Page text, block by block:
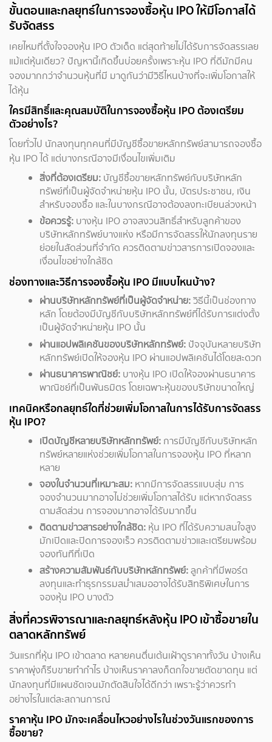
ขั้นตอนและกลยุทธ์ในการจองซื้อหุ้น IPO ให้มีโอกาสได้
รับจัดสรร
เคยไหมที่ตั้งใจจองหุ้น IPO ตัวเด็ด แต่สุดท้ายไม่ได้รับการจัดสรรเลย
แม้แต่หุ้นเดียว? ปัญหานี้เกิดขึ้นบ่อยครั้งเพราะหุ้น IPO ที่ดีมักมีคน
จองมากกว่าจำนวนหุ้นที่มี มาดูกันว่ามีวิธีไหนบ้างที่จะเพิ่มโอกาสให้
ได้หุ้น
ใครมีสิทธิ์และคุณสมบัติในการจองซื้อหุ้น IPO ต้องเตรียม
ตัวอย่างไร?
โดยทั่วไป นักลงทุนทุกคนที่มีบัญชีซื้อขายหลักทรัพย์สามารถจองซื้อ
หุ้น IPO ได้ แต่บางกรณีอาจมีเงื่อนไขเพิ่มเติม
สิ่งที่ต้องเตรียม: บัญชีซื้อขายหลักทรัพย์กับบริษัทหลัก
ทรัพย์ที่เป็นผู้จัดจำหน่ายหุ้น IPO นั้น, บัตรประชาชน, เงิน
สำหรับจองซื้อ และในบางกรณีอาจต้องลงทะเบียนล่วงหน้า
ข้อควรรู้: บางหุ้น IPO อาจสงวนสิทธิ์สำหรับลูกค้าของ
บริษัทหลักทรัพย์บางแห่ง หรือมีการจัดสรรให้นักลงทุนราย
ย่อยในสัดส่วนที่จำกัด ควรติดตามข่าวสารการเปิดจองและ
เงื่อนไขอย่างใกล้ชิด
ช่องทางและวิธีการจองซื้อหุ้น IPO มีแบบไหนบ้าง?
ผ่านบริษัทหลักทรัพย์ที่เป็นผู้จัดจำหน่าย:วิธีนี้เป็นช่องทาง
หลัก โดยต้องมีบัญชีกับบริษัทหลักทรัพย์ที่ได้รับการแต่งตั้ง
เป็นผู้จัดจำหน่ายหุ้น IPO นั้น
ผ่านแอปพลิเคชันของบริษัทหลักทรัพย์: ปัจจุบันหลายบริษัท
หลักทรัพย์เปิดให้จองหุ้น IPO ผ่านแอปพลิเคชันได้โดยสะดวก
ผ่านธนาคารพาณิชย์: บางหุ้น IPO เปิดให้จองผ่านธนาคาร
พาณิชย์ที่เป็นพันธมิตร โดยเฉพาะหุ้นของบริษัทขนาดใหญ่
เทคนิคหรือกลยุทธ์ใดที่ช่วยเพิ่มโอกาสในการได้รับการจัดสรร
หุ้น IPO?
เปิดบัญชีหลายบริษัทหลักทรัพย์: การมีบัญชีกับบริษัทหลัก
ทรัพย์หลายแห่งช่วยเพิ่มโอกาสในการจองหุ้น IPO ที่หลาก
หลาย
จองในจำนวนที่เหมาะสม: หากมีการจัดสรรแบบสุ่ม การ
จองจำนวนมากอาจไม่ช่วยเพิ่มโอกาสได้รับ แต่หากจัดสรร
ตามสัดส่วน การจองมากอาจได้รับมากขึ้น
ติดตามข่าวสารอย่างใกล้ชิด: หุ้น IPO ที่ได้รับความสนใจสูง
มักเปิดและปิดการจองเร็ว ควรติดตามข่าวและเตรียมพร้อม
จองทันทีที่เปิด
สร้างความสัมพันธ์กับบริษัทหลักทรัพย์:ลูกค้าที่มีพอร์ต
ลงทุนและทำธุรกรรมสม่ำเสมออาจได้รับสิทธิพิเศษในการ
จองหุ้น IPO บางตัว
สิ่งที่ควรพิจารณาและกลยุทธ์หลังหุ้น IPO เข้าซื้อขายใน
ตลาดหลักทรัพย์
วันแรกที่หุ้น IPO เข้าตลาด หลายคนตื่นเต้นเฝ้าดูราคาทั้งวัน บ้างเห็น
ราคาพุ่งก็รีบขายทำกำไร บ้างเห็นราคาลงก็ตกใจขายตัดขาดทุน แต่
นักลงทุนที่มีแผนชัดเจนมักตัดสินใจได้ดีกว่า เพราะรู้ว่าควรทำ
อย่างไรในแต่ละสถานการณ์
ราคาหุ้น IPO มักจะเคลื่อนไหวอย่างไรในช่วงวันแรกของการ
ซื้อขาย?